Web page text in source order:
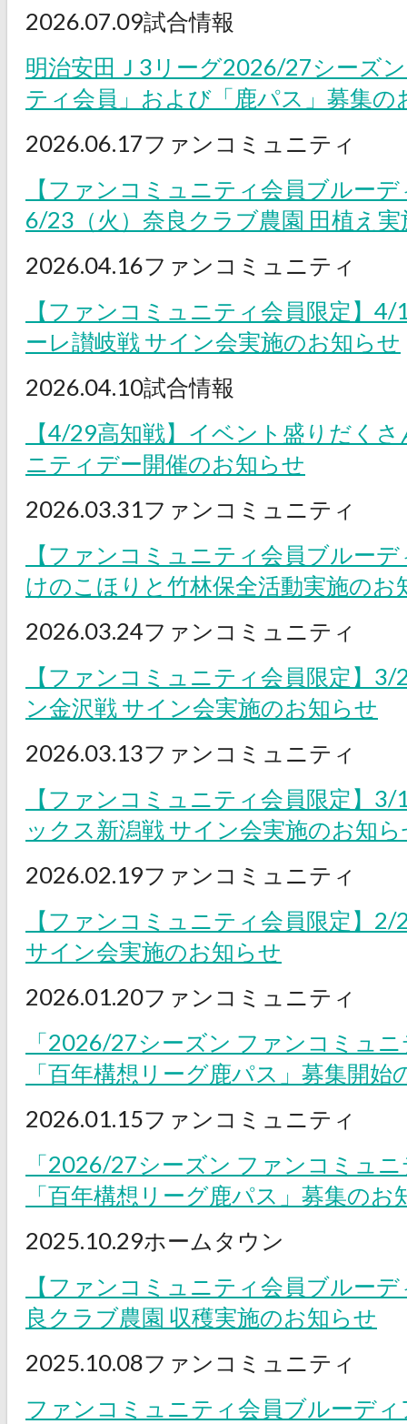
2026.07.09試合情報
明治安田Ｊ3リーグ2026/27シーズ
ティ会員」および「鹿パス」募集の
2026.06.17ファンコミュニティ
【ファンコミュニティ会員ブルー
6/23（火）奈良クラブ農園 田植え
2026.04.16ファンコミュニティ
【ファンコミュニティ会員限定】
ーレ讃岐戦 サイン会実施のお知らせ
2026.04.10試合情報
【4/29高知戦】イベント盛りだく
ニティデー開催のお知らせ
2026.03.31ファンコミュニティ
【ファンコミュニティ会員ブルー
けのこほりと竹林保全活動実施のお
2026.03.24ファンコミュニティ
【ファンコミュニティ会員限定】
ン金沢戦 サイン会実施のお知らせ
2026.03.13ファンコミュニティ
【ファンコミュニティ会員限定】
ックス新潟戦 サイン会実施のお知
2026.02.19ファンコミュニティ
【ファンコミュニティ会員限定】2/
サイン会実施のお知らせ
2026.01.20ファンコミュニティ
「2026/27シーズン ファンコミュ
「百年構想リーグ鹿パス」募集開始
2026.01.15ファンコミュニティ
「2026/27シーズン ファンコミュ
「百年構想リーグ鹿パス」募集のお
2025.10.29ホームタウン
【ファンコミュニティ会員ブルー
良クラブ農園 収穫実施のお知らせ
2025.10.08ファンコミュニティ
ファンコミュニティ会員ブルーデ